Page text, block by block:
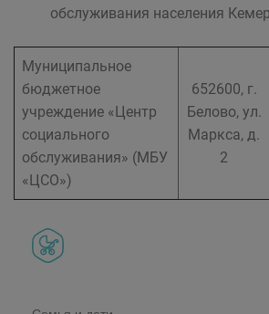
обслуживания населения
Муниципальное
бюджетное
учреждение «Центр
социального
обслуживания» (МБУ
«ЦСО»)
652600, г.
Белово, ул.
Маркса, д.
2